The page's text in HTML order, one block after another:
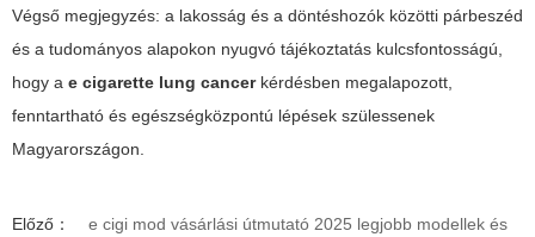
Végső megjegyzés: a lakosság és a döntéshozók közötti párbeszéd
és a tudományos alapokon nyugvó tájékoztatás kulcsfontosságú,
hogy a e cigarette lung cancerkérdésben megalapozott,
fenntartható és egészségközpontú lépések szülessenek
Magyarországon.
Előző：
e cigi mod vásárlási útmutató 2025 legjobb modellek és